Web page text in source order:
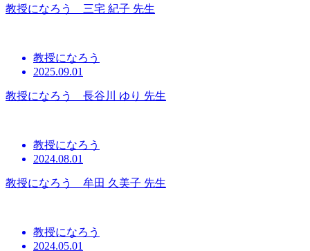
教授になろう 三宅 紀子 先生
教授になろう
2025.09.01
教授になろう 長谷川 ゆり 先生
教授になろう
2024.08.01
教授になろう 牟田 久美子 先生
教授になろう
2024.05.01